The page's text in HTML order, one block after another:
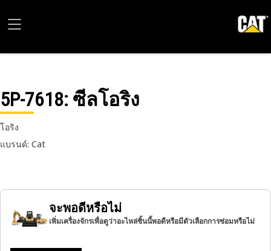
5P-7618: ซีลโอริง
โอริง
แบรนด์: Cat
จะพอดีหรือไม่
เพิ่มเครื่องจักรเพื่อดูว่าอะไหล่ชิ้นนี้พอดีหรือมีตัวเลือกการซ่อมหรือไม่